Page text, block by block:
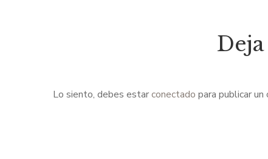
Lo siento, debes estarconectado para publicar un